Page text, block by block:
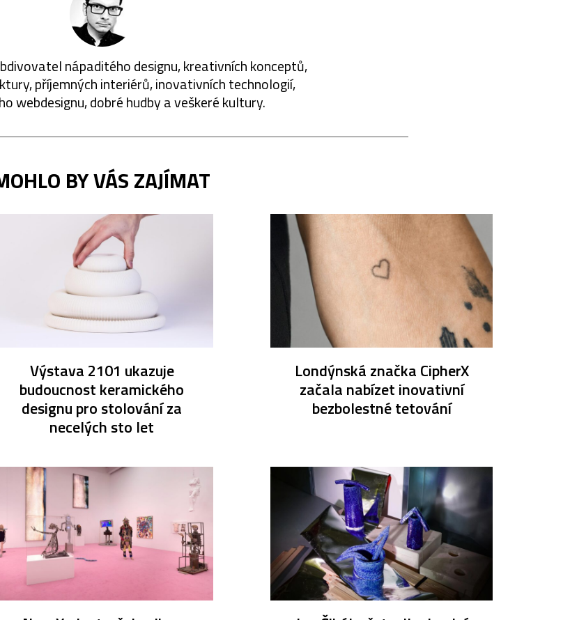
nápaditého designu, kreativních konceptů,
příjemných interiérů, inovativních technologií,
webdesignu, dobré hudby a veškeré kultury.
BY VÁS ZAJÍMAT
Výstava 2101 ukazuje
budoucnost keramického
designu pro stolování za
necelých sto let
Londýnská značka CipherX
začala nabízet inovativní
bezbolestné tetování